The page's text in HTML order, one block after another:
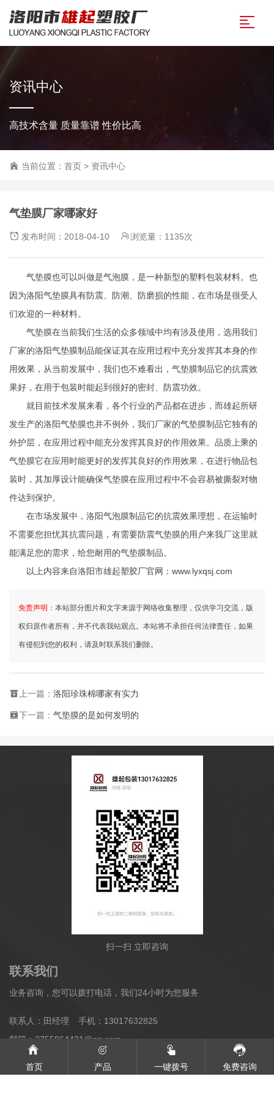
资讯中心
高技术含量 质量靠谱 性价比高
当前位置： 首页 > 资讯中心
气垫膜厂家哪家好
发布时间：2018-04-10 浏览量：1135次
气垫膜也可以叫做是气泡膜，是一种新型的塑料包装材料。也
因为洛阳气垫膜具有防震、防潮、防磨损的性能，在市场是很受人
们欢迎的一种材料。
气垫膜在当前我们生活的众多领域中均有涉及使用，选用我们
厂家的洛阳气垫膜制品能保证其在应用过程中充分发挥其本身的作
用效果，从当前发展中，我们也不难看出，气垫膜制品它的抗震效
果好，在用于包装时能起到很好的密封、防震功效。
就目前技术发展来看，各个行业的产品都在进步，而雄起所研
发生产的洛阳气垫膜也并不例外，我们厂家的气垫膜制品它独有的
外护层，在应用过程中能充分发挥其良好的作用效果。品质上乘的
气垫膜它在应用时能更好的发挥其良好的作用效果，在进行物品包
装时，其加厚设计能确保气垫膜在应用过程中不会容易被撕裂对物
件达到保护。
在市场发展中， 洛阳气泡膜制品它的抗震效果理想，在运输时
不需要您担忧其抗震问题，有需要防震气垫膜的用户来我厂这里就
能满足您的需求，给您耐用的气垫膜制品。
以上内容来自洛阳市雄起塑胶厂官网： www.lyxqsj.com
免责声明： 本站部分图片和文字来源于网络收集整理，仅供学习交流，版
权归原作者所有，并不代表我站观点。本站将不承担任何法律责任，如果
有侵犯到您的权利，请及时联系我们删除。
上一篇： 洛阳珍珠棉哪家有实力
下一篇： 气垫膜的是如何发明的
扫一扫 立即咨询
联系我们
业务咨询，您可以拨打电话，我们24小时为您服务
联系人：田经理
手机：13017632825
邮箱：2755864431@qq.com
地址：河南省洛阳市李村镇府李路
首页
产品 一键拨号 免费咨询